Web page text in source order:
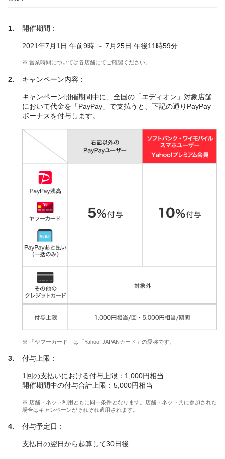
開催期間：
2021年7月1日 午前9時 ～ 7月25日 午後11時59分
※ 営業時間については各店舗にてご確認ください。
キャンペーン内容：
キャンペーン開催期間中に、全国の「エディオン」対象店舗
において代金を「PayPay」で支払うと、下記の通りPayPay
ボーナスを付与します。
※ 「ヤフーカード」は「Yahoo! JAPANカード」の愛称です。
付与上限：
1回の支払いにおける付与上限：1,000円相当
開催期間中の付与合計上限：5,000円相当
※ 店舗・ネット利用ともに同一条件となります。店舗・ネット共に参加された
場合はキャンペーンがそれぞれ適用されます。
付与予定日：
支払日の翌日から起算して30日後